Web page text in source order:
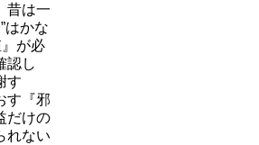
昔は一
はかな
が必
認し
す
す『邪
だけの
れない